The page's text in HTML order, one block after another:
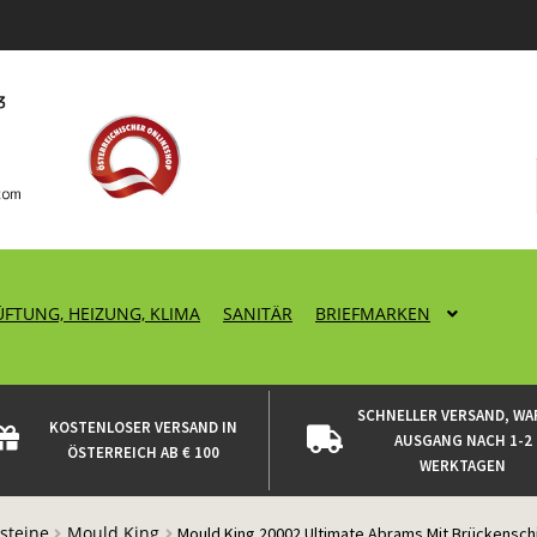
HEIZUNG, KLIMA SANITÄR BRIEFMARKEN
KOSTENLOSER VERSAND IN
ÖSTERREICH AB € 100
SCHNELLER VERSAND,
AUSGANG NACH 1-2
WERKTAGEN